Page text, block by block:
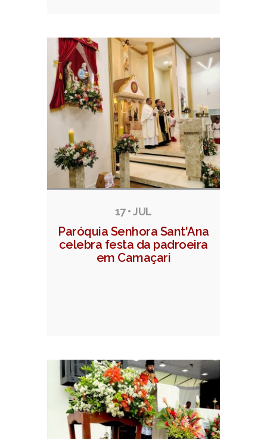
17 • JUL
Paróquia Senhora Sant'Ana
celebra festa da padroeira
em Camaçari